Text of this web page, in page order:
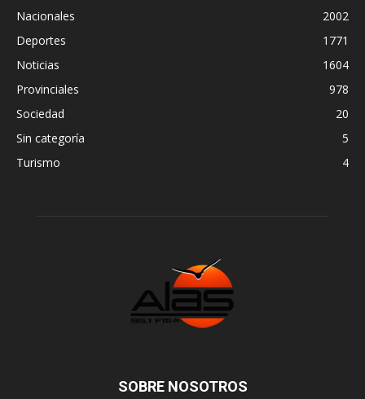
Nacionales
2002
Deportes
1771
Noticias
1604
Provinciales
978
Sociedad
20
Sin categoría
5
Turismo
4
SOBRE NOSOTROS